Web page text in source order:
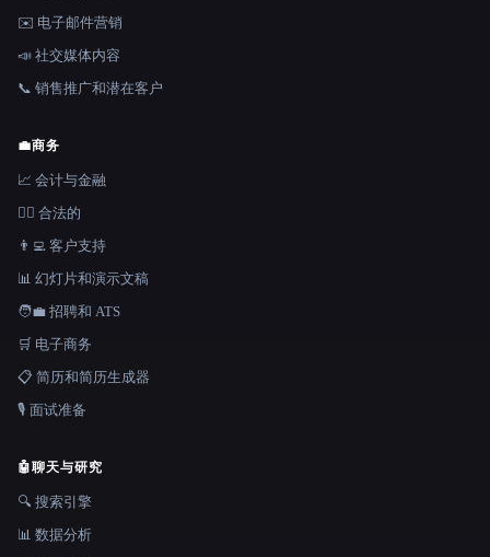
✉️ 电子邮件营销
📣 社交媒体内容
📞 销售推广和潜在客户
💼商务
📈 会计与金融
👩‍⚖️ 合法的
👨‍💻 客户支持
📊 幻灯片和演示文稿
🧑‍💼 招聘和 ATS
🛒 电子商务
📋 简历和简历生成器
🎙️ 面试准备
🤖聊天与研究
🔍 搜索引擎
📊 数据分析